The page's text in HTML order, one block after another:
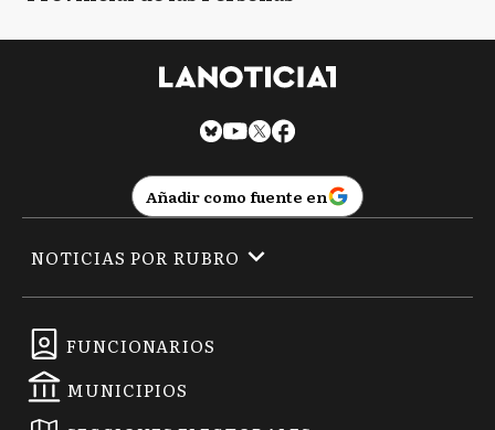
Añadir como fuente en
FUNCIONARIOS
MUNICIPIOS
NOTICIAS POR RUBRO